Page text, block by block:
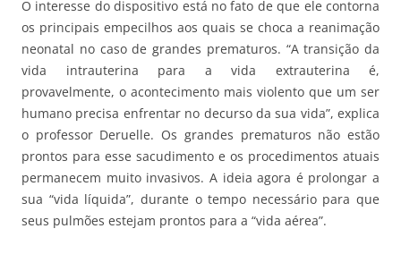
O interesse do dispositivo está no fato de que ele contorna
os principais empecilhos aos quais se choca a reanimação
neonatal no caso de grandes prematuros. “A transição da
vida intrauterina para a vida extrauterina é,
provavelmente, o acontecimento mais violento que um ser
humano precisa enfrentar no decurso da sua vida”, explica
o professor Deruelle. Os grandes prematuros não estão
prontos para esse sacudimento e os procedimentos atuais
permanecem muito invasivos. A ideia agora é prolongar a
sua “vida líquida”, durante o tempo necessário para que
seus pulmões estejam prontos para a “vida aérea”.